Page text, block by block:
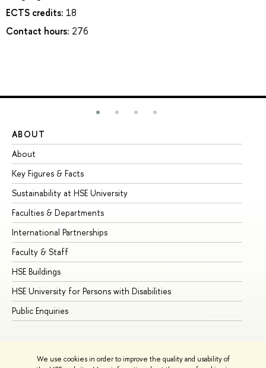
We use cookies in order to improve the quality and usability of
ECTS credits: 18
Contact hours: 276
ABOUT
About
Key Figures & Facts
Sustainability at HSE University
Faculties & Departments
International Partnerships
Faculty & Staff
HSE Buildings
HSE University for Persons with Disabilities
Public Enquiries